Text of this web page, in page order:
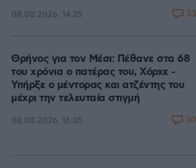
08.08.2026, 14:25 33
Θρήνος για τον Μέσι: Πέθανε στα 68
του χρόνια ο πατέρας του, Χόρχε -
Υπήρξε ο μέντορας και ατζέντης του
μέχρι την τελευταία στιγμή
08.08.2026, 16:05 30